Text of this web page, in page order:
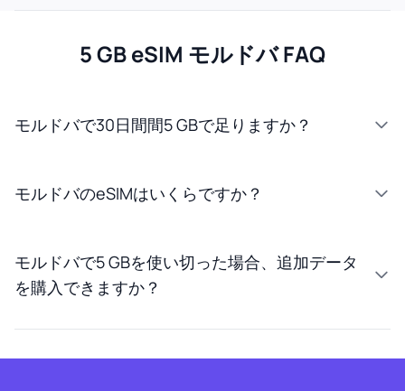
5 GB eSIM モルドバ FAQ
モルドバで30日間間5 GBで足りますか？
モルドバのeSIMはいくらですか？
モルドバで5 GBを使い切った場合、追加データ
を購入できますか？